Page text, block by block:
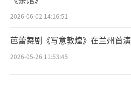
2026-06-02 14:16:51
芭蕾舞剧《写意敦煌》在兰州首演
2026-05-26 11:53:45